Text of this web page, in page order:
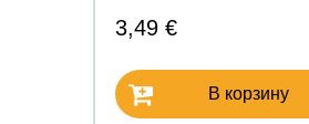
3,49 €
В корзину